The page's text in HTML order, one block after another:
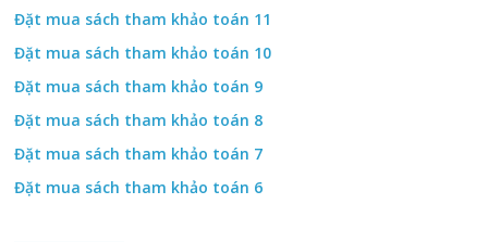
Đặt mua sách tham khảo toán 11
Đặt mua sách tham khảo toán 10
Đặt mua sách tham khảo toán 9
Đặt mua sách tham khảo toán 8
Đặt mua sách tham khảo toán 7
Đặt mua sách tham khảo toán 6